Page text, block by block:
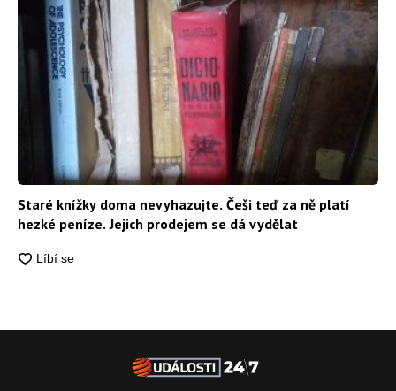
Staré knížky doma nevyhazujte. Češi teď za ně platí
hezké peníze. Jejich prodejem se dá vydělat